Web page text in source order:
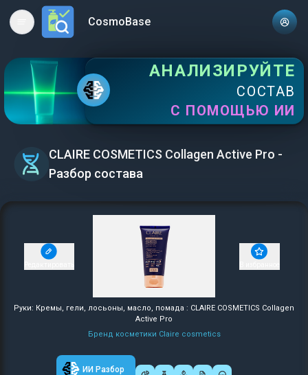
Open main menuCosmoBase
АНАЛИЗИРУЙТЕ
СОСТАВ
С ПОМОЩЬЮ ИИ
CLAIRE COSMETICS Collagen Active Pro -
Разбор состава
Руки: Кремы, гели, лосьоны, масло, помада : CLAIRE COSMETICS Collagen
Active Pro
Бренд косметики Claire cosmetics
ИИ Разбор